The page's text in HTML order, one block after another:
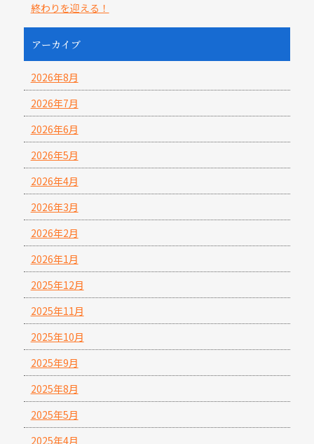
終わりを迎える！
アーカイブ
2026年8月
2026年7月
2026年6月
2026年5月
2026年4月
2026年3月
2026年2月
2026年1月
2025年12月
2025年11月
2025年10月
2025年9月
2025年8月
2025年5月
2025年4月